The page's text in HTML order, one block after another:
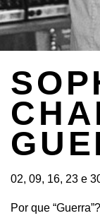
02, 09, 16, 23 e
Por que